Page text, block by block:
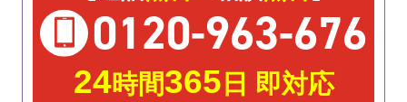
0120-963-676
24時間365 日 即対応